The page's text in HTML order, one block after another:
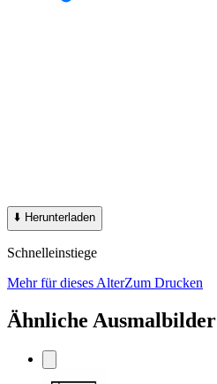
⬇️ Herunterladen
Schnelleinstiege
Mehr für dieses AlterZum Drucken
Ähnliche Ausmalbilder